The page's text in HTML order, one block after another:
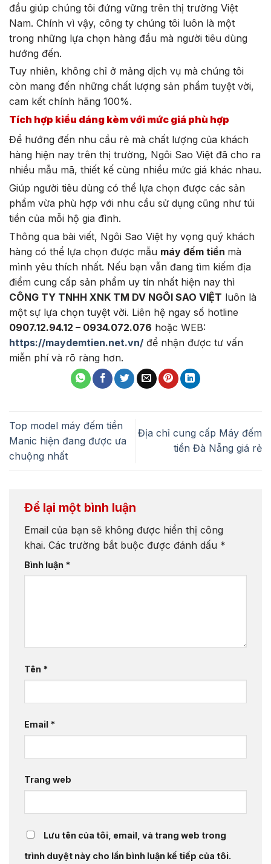
đầu giúp chúng tôi đứng vững trên thị trường Việt
Nam. Chính vì vậy, công ty chúng tôi luôn là một
trong những lựa chọn hàng đầu mà người tiêu dùng
hướng đến.
Tuy nhiên, không chỉ ở mảng dịch vụ mà chúng tôi
còn mang đến những chất lượng sản phẩm tuyệt vời,
cam kết chính hãng 100%.
Tích hợp kiểu dáng kèm với mức giá phù hợp
Để hướng đến nhu cầu rẻ mà chất lượng của khách
hàng hiện nay trên thị trường, Ngôi Sao Việt đã cho ra
nhiều mẫu mã, thiết kế cùng nhiều mức giá khác nhau.
Giúp người tiêu dùng có thể lựa chọn được các sản
phẩm vừa phù hợp với nhu cầu sử dụng cũng như túi
tiền của mỗi hộ gia đình.
Thông qua bài viết, Ngôi Sao Việt hy vọng quý khách
hàng có thể lựa chọn được mẫu máy đếm tiền mà
mình yêu thích nhất. Nếu bạn vẫn đang tìm kiếm địa
điểm cung cấp sản phẩm uy tín nhất hiện nay thì
CÔNG TY TNHH XNK TM DV NGÔI SAO VIỆT luôn là
một sự lựa chọn tuyệt vời. Liên hệ ngay số hotline
0907.12.94.12 – 0934.072.076 hoặc WEB:
https://maydemtien.net.vn/ để nhận được tư vấn
miễn phí và rõ ràng hơn.
Top model máy đếm tiền
Manic hiện đang được ưa
chuộng nhất
Địa chỉ cung cấp Máy đếm
tiền Đà Nẵng giá rẻ
Để lại một bình luận
Email của bạn sẽ không được hiển thị công
khai. Các trường bắt buộc được đánh dấu *
Bình luận *
Tên *
Email *
Trang web
Lưu tên của tôi, email, và trang web trong
trình duyệt này cho lần bình luận kế tiếp của tôi.